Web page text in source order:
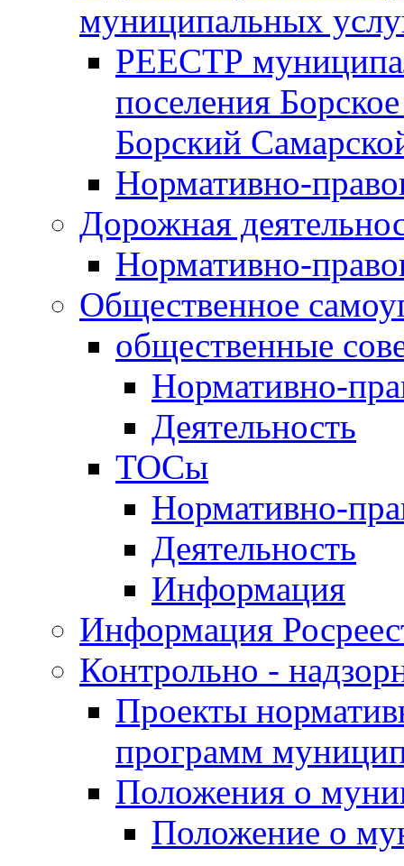
муниципальных
РЕЕСТР
поселения
Борский
Нормативно-
Дорожная
Нормативно-
Общественное
общественные
Нормативно-
Деятельность
ТОСы
Нормативно-
Деятельность
Информация
Информация
Контрольно -
Проекты
программ
Положения о
Положение о